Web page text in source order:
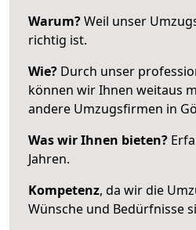
Warum?Weil unser
richtig ist.
Wie? Durch unser
können wir Ihnen weitaus
andere Umzugsfirmen in
Was wir Ihnen bieten?
Jahren.
Kompetenz, da wir die
Wünsche und Bedürfnisse